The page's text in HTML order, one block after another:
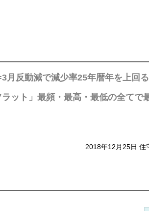
月反動減で減少率25年暦年を上回る
ット」最頻・最高・最低の全てで
2018年12月25日 住